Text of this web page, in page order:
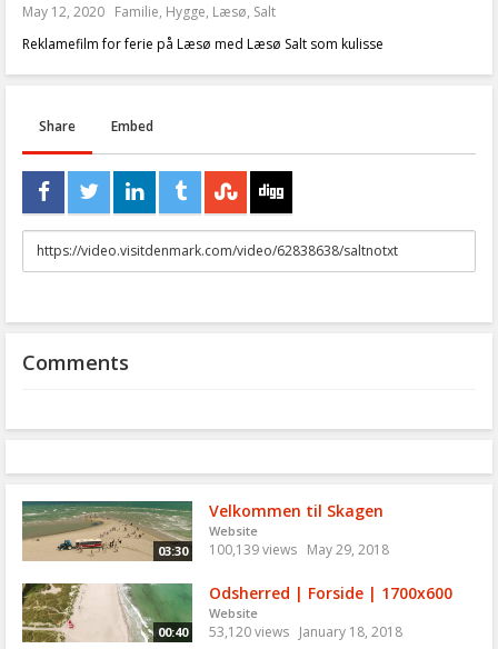
May 12, 2020 Familie, Hygge, Læsø, Salt
Reklamefilm for ferie på Læsø med Læsø Salt som kulisse
Share Embed
URL
to
Comments
03:30
Velkommen til Skagen
Website
100,139 views May 29, 2018
00:40
Odsherred | Forside | 1700x600
Website
53,120 views January 18, 2018